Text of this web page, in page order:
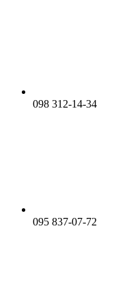
098 312-14-34
095 837-07-72